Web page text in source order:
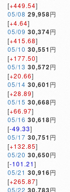
[+449.54]
05/08 29,958円
[+4.64]
05/09 30,374円
[+415.68]
05/10 30,551 円
[+177.50]
05/13 30,572円
[+20.66]
05/14 30,601 円
[+28.89]
05/15 30,668円
[+66.97]
05/16 30,618円
[-49.33]
05/17 30,751 円
[+132.85]
05/20 30,650円
[-101.21]
05/21 30,916円
[+265.87]
05/22 30,783円